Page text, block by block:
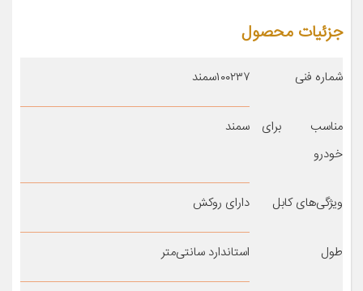
جزئیات محصول
شماره فنی ۱۰۰۲۳۷سمند
مناسب برای
خودرو
سمند
ویژگی‌های کابل دارای روکش
طول استاندارد سانتی‌متر